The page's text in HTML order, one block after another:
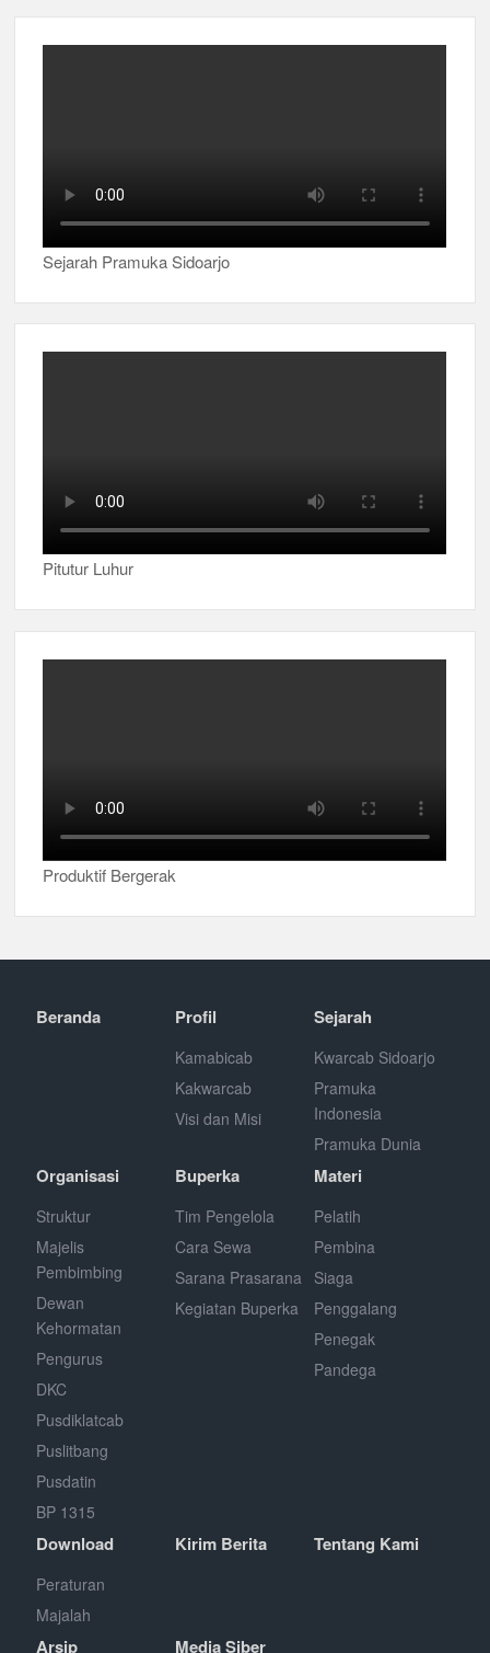
Sejarah Pramuka Sidoarjo
Pitutur Luhur
Produktif Bergerak
Beranda Profil
Kamabicab
Kakwarcab
Visi dan Misi
Sejarah
Kwarcab Sidoarjo
Pramuka
Indonesia
Pramuka Dunia
Organisasi
Struktur
Majelis
Pembimbing
Dewan
Kehormatan
Pengurus
DKC
Pusdiklatcab
Puslitbang
Pusdatin
BP 1315
Buperka
Tim Pengelola
Cara Sewa
Sarana Prasarana
Kegiatan Buperka
Materi
Pelatih
Pembina
Siaga
Penggalang
Penegak
Pandega
Download
Peraturan
Majalah
Kirim Berita Tentang Kami
Arsip Media Siber